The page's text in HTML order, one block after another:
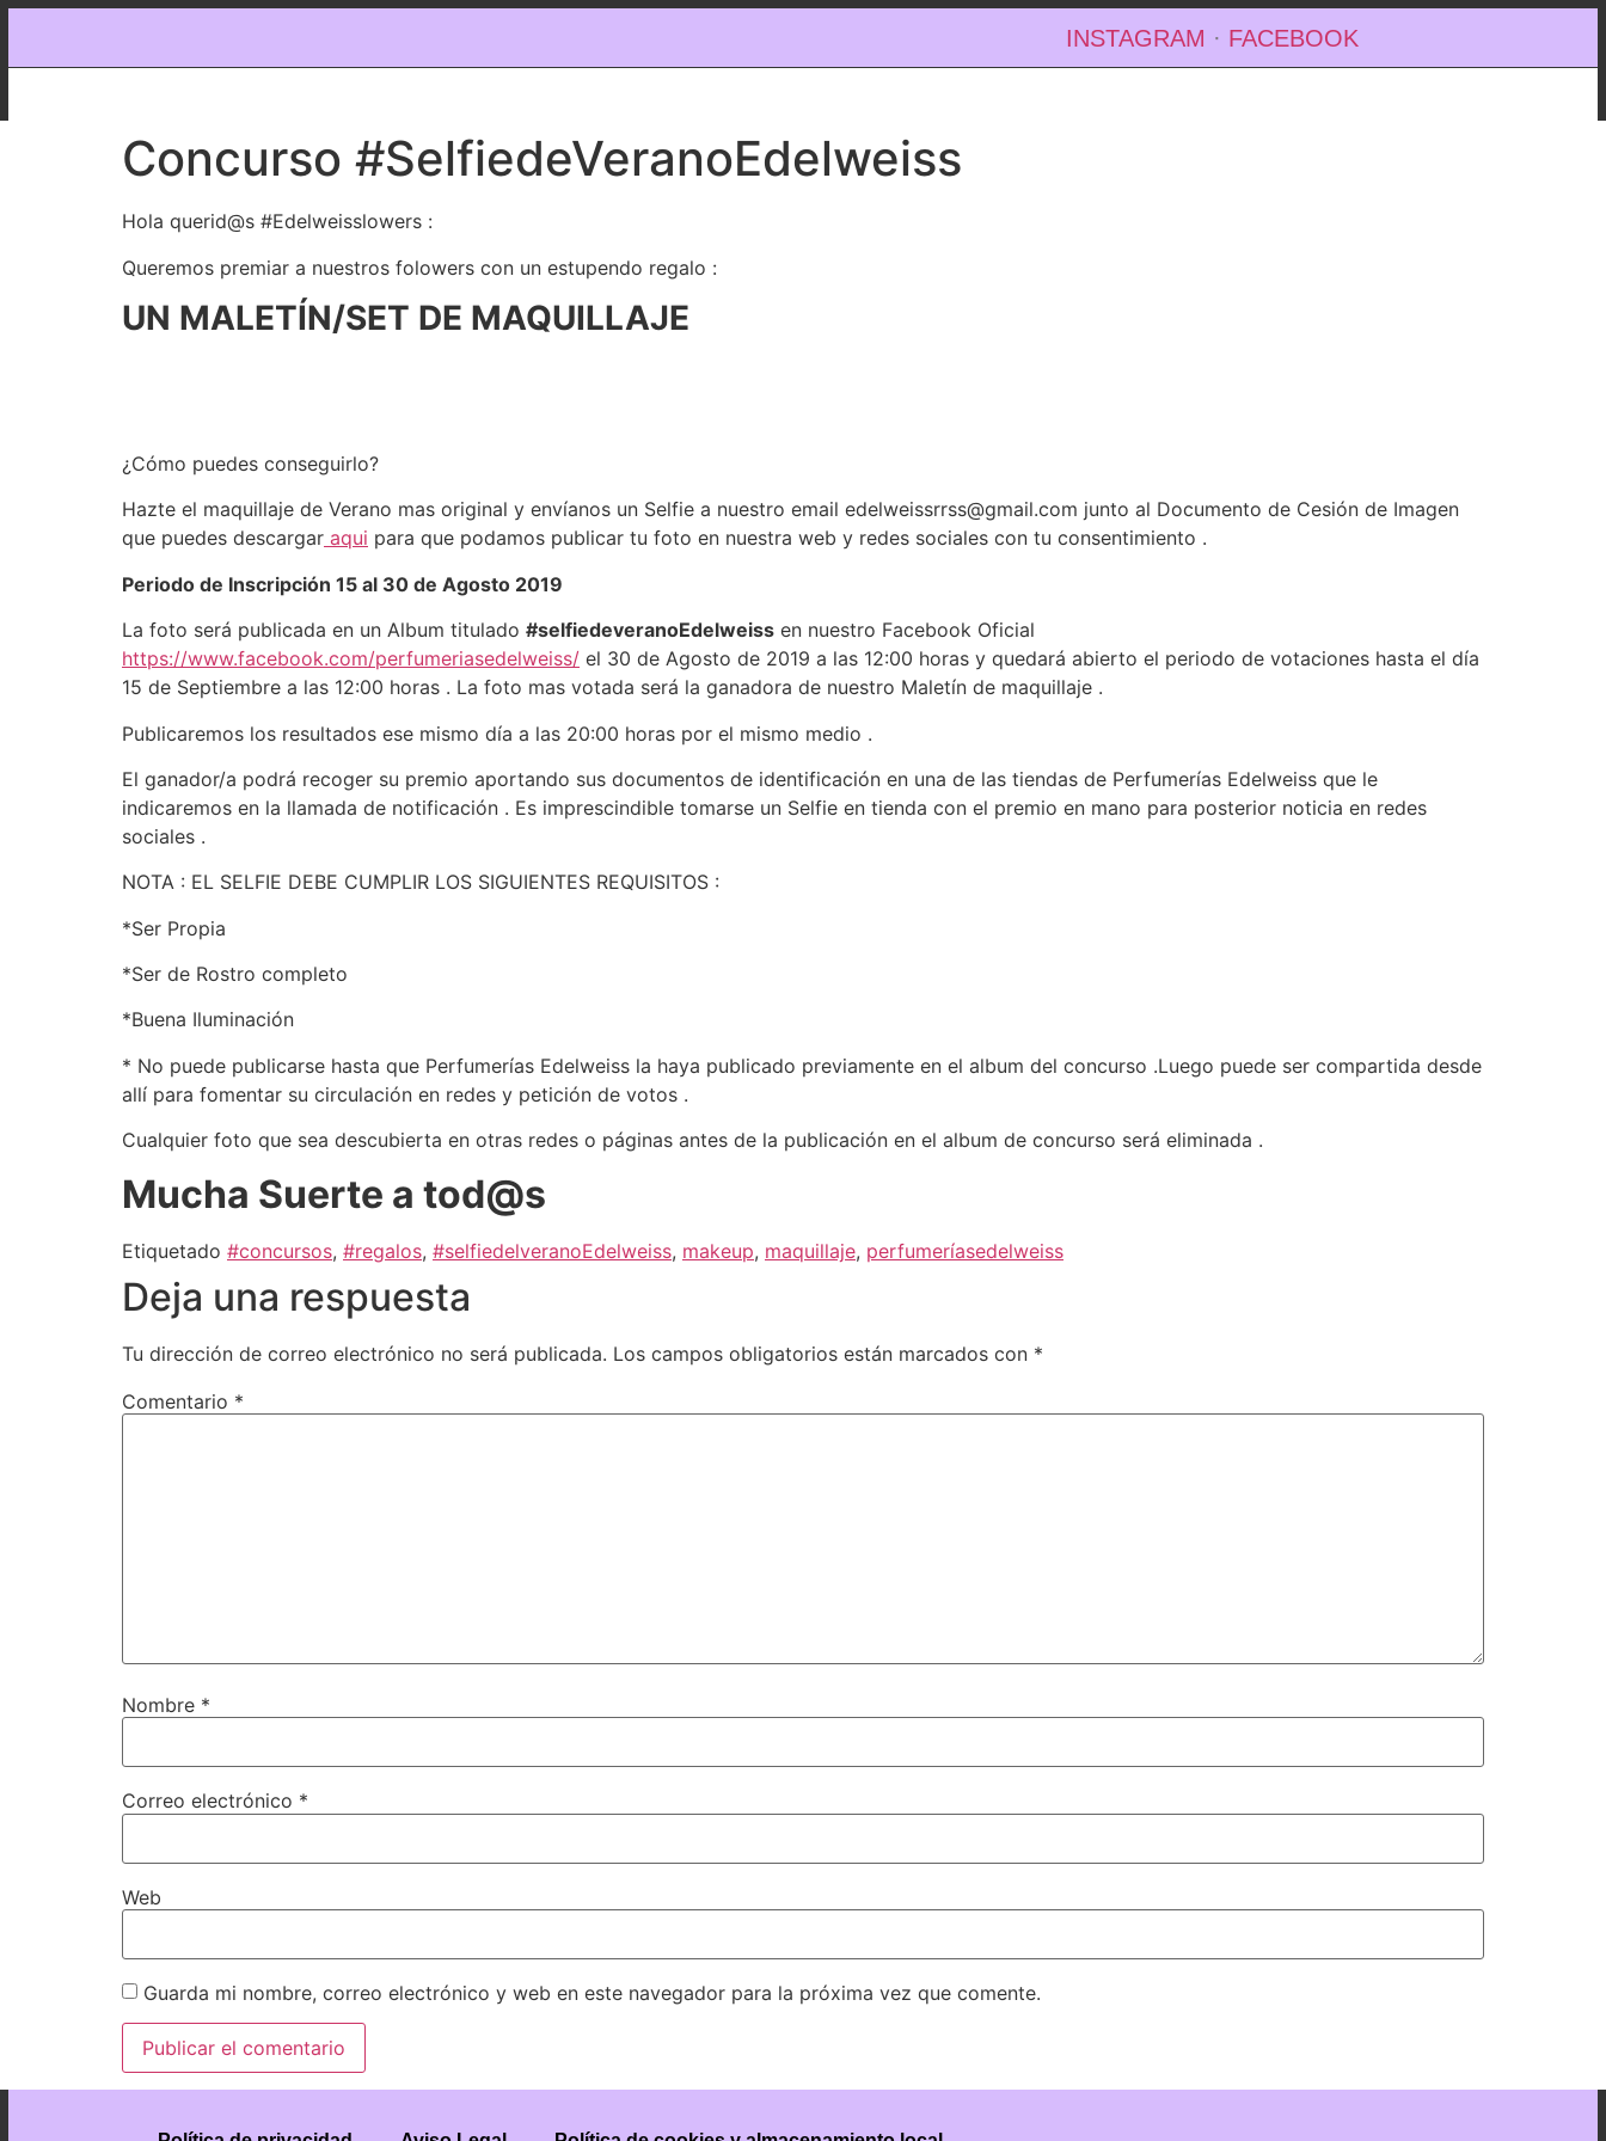
INSTAGRAM · FACEBOOK
Concurso #SelfiedeVeranoEdelweiss
Hola querid@s #Edelweisslowers :
Queremos premiar a nuestros folowers con un estupendo regalo :
UN MALETÍN/SET DE MAQUILLAJE
¿Cómo puedes conseguirlo?
Hazte el maquillaje de Verano mas original y envíanos un Selfie a nuestro email edelweissrrss@gmail.com junto al Documento de Cesión de Imagen
que puedes descargar aqui para que podamos publicar tu foto en nuestra web y redes sociales con tu consentimiento .
Periodo de Inscripción 15 al 30 de Agosto 2019
La foto será publicada en un Album titulado #selfiedeveranoEdelweiss en nuestro Facebook Oficial
https://www.facebook.com/perfumeriasedelweiss/ el 30 de Agosto de 2019 a las 12:00 horas y quedará abierto el periodo de votaciones hasta el día
15 de Septiembre a las 12:00 horas . La foto mas votada será la ganadora de nuestro Maletín de maquillaje .
Publicaremos los resultados ese mismo día a las 20:00 horas por el mismo medio .
El ganador/a podrá recoger su premio aportando sus documentos de identificación en una de las tiendas de Perfumerías Edelweiss que le
indicaremos en la llamada de notificación . Es imprescindible tomarse un Selfie en tienda con el premio en mano para posterior noticia en redes
sociales .
NOTA : EL SELFIE DEBE CUMPLIR LOS SIGUIENTES REQUISITOS :
*Ser Propia
*Ser de Rostro completo
*Buena Iluminación
* No puede publicarse hasta que Perfumerías Edelweiss la haya publicado previamente en el album del concurso .Luego puede ser compartida desde
allí para fomentar su circulación en redes y petición de votos .
Cualquier foto que sea descubierta en otras redes o páginas antes de la publicación en el album de concurso será eliminada .
Mucha Suerte a tod@s
Etiquetado #concursos, #regalos, #selfiedelveranoEdelweiss, makeup, maquillaje, perfumeríasedelweiss
Deja una respuesta
Tu dirección de correo electrónico no será publicada. Los campos obligatorios están marcados con *
Comentario *
Nombre *
Correo electrónico *
Web
Guarda mi nombre, correo electrónico y web en este navegador para la próxima vez que comente.